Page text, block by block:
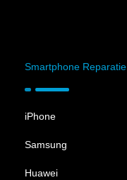
Smartphone Reparatie
iPhone
Samsung
Huawei